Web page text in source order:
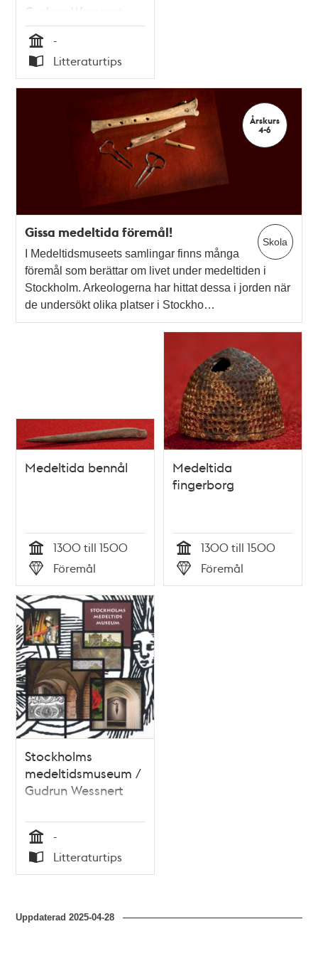
Gudrun Wessnert
(text), Magda
Korotyńska (bild)
Tid
-
Typ
Litteraturtips
Årskurs
4-6
Skola
Gissa medeltida föremål!
I Medeltidsmuseets samlingar finns många
föremål som berättar om livet under medeltiden i
Stockholm. Arkeologerna har hittat dessa i jorden när
de undersökt olika platser i Stockho…
Medeltida bennål
Tid
1300 till 1500
Typ
Föremål
Medeltida
fingerborg
Tid
1300 till 1500
Typ
Föremål
Stockholms
medeltidsmuseum /
Gudrun Wessnert
Tid
-
Typ
Litteraturtips
Uppdaterad2025-04-28